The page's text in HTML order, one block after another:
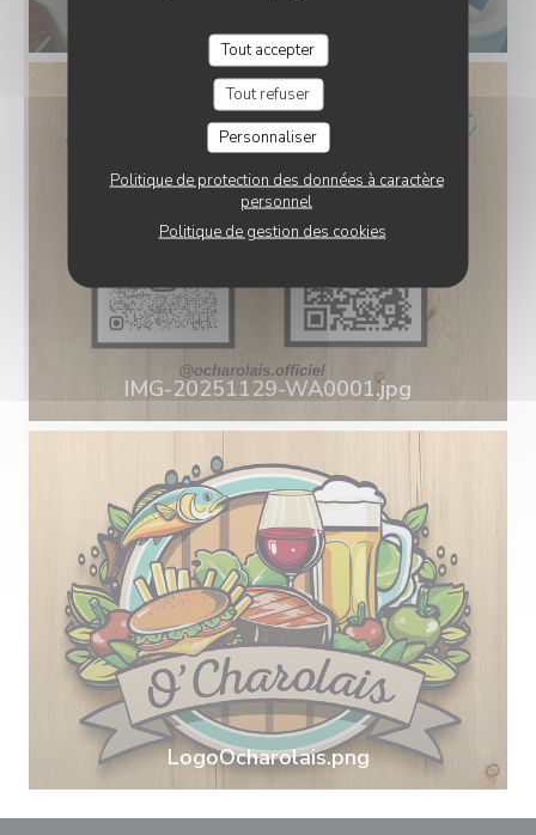
Tout accepter
Tout refuser
Personnaliser
Politique de protection des données à caractère
personnel
Politique de gestion des cookies
IMG-20251129-WA0001.jpg
LogoOcharolais.png